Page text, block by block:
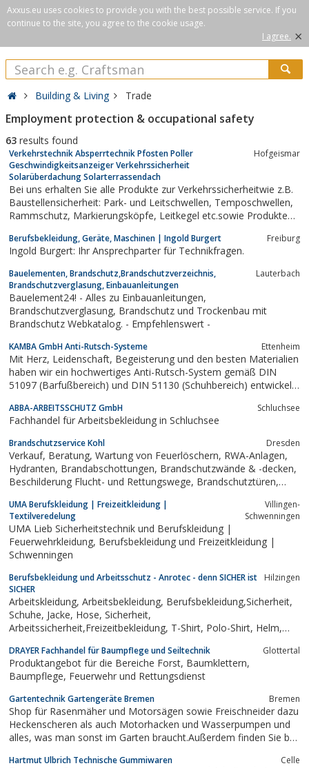
Axxus.eu uses cookies to provide you with the best possible service. If you
continue to the site, you agree to the cookie usage.
I agree. ×
Building & Living Trade
Employment protection & occupational safety
63 results found
Verkehrstechnik Absperrtechnik Pfosten Poller
Geschwindigkeitsanzeiger Verkehrssicherheit
Solarüberdachung Solarterrassendach
Hofgeismar
Bei uns erhalten Sie alle Produkte zur Verkehrssicherheitwie z.B.
Baustellensicherheit: Park- und Leitschwellen, Temposchwellen,
Rammschutz, Markierungsköpfe, Leitkegel etc.sowie Produkte
Fahrbahnschwellen, Kabelbrückenz.B. der Absperrtechnik:
Absperrgitter,...
Berufsbekleidung, Geräte, Maschinen | Ingold Burgert Freiburg
Ingold Burgert: Ihr Ansprechparter für Technikfragen.
Bauelementen, Brandschutz,Brandschutzverzeichnis,
Brandschutzverglasung, Einbauanleitungen
Lauterbach
Bauelement24! - Alles zu Einbauanleitungen,
Brandschutzverglasung, Brandschutz und Trockenbau mit
Brandschutz Webkatalog. - Empfehlenswert -
KAMBA GmbH Anti-Rutsch-Systeme Ettenheim
Mit Herz, Leidenschaft, Begeisterung und den besten Materialien
haben wir ein hochwertiges Anti-Rutsch-System gemäß DIN
51097 (Barfußbereich) und DIN 51130 (Schuhbereich) entwickelt
in puncto Sicherheit vor Stürzen durch Ausrutschen ist uns dabei
ein sehr wertvoller...
ABBA-ARBEITSSCHUTZ GmbH Schluchsee
Fachhandel für Arbeitsbekleidung in Schluchsee
Brandschutzservice Kohl Dresden
Verkauf, Beratung, Wartung von Feuerlöschern, RWA-Anlagen,
Hydranten, Brandabschottungen, Brandschutzwände & -decken,
Beschilderung Flucht- und Rettungswege, Brandschutztüren,
UMA Berufskleidung | Freizeitkleidung |
Textilveredelung
Villingen-
Schwenningen
UMA Lieb Sicherheitstechnik und Berufskleidung |
Feuerwehrkleidung, Berufsbekleidung und Freizeitkleidung |
Schwenningen
Berufsbekleidung und Arbeitsschutz - Anrotec - denn SICHER ist
SICHER
Hilzingen
Arbeitskleidung, Arbeitsbekleidung, Berufsbekleidung,Sicherheit,
Schuhe, Jacke, Hose, Sicherheit,
Arbeitssicherheit,Freizeitbekleidung, T-Shirt, Polo-Shirt, Helm,
Herbst, Handschuhe
DRAYER Fachhandel für Baumpflege und Seiltechnik Glottertal
Produktangebot für die Bereiche Forst, Baumklettern,
Baumpflege, Feuerwehr und Rettungsdienst
Gartentechnik Gartengeräte Bremen Bremen
Shop für Rasenmäher und Motorsägen sowie Freischneider dazu
Heckenscheren als auch Motorhacken und Wasserpumpen und
alles, was man sonst im Garten braucht.Außerdem finden Sie bei
Hartmut Ulbrich Technische Gummiwaren Celle